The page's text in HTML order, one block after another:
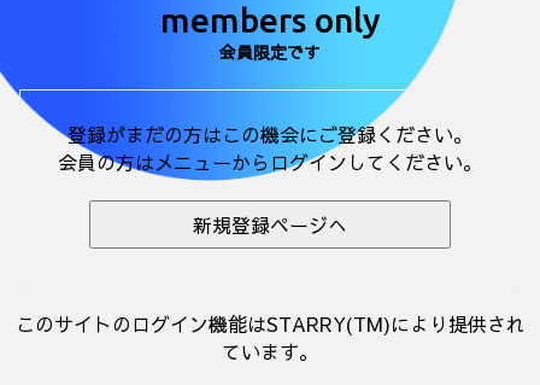
members only
会員限定です
登録がまだの方はこの機会にご登録ください。
会員の方はメニューからログインしてください。
新規登録ページへ
このサイトのログイン機能はSTARRY(TM)により提供され
ています。